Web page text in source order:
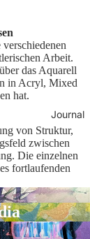
Journal
Arbeit.
das Aquarell
in Acryl, Mixed
hat.
von Struktur,
zwischen
Die einzelnen
fortlaufenden